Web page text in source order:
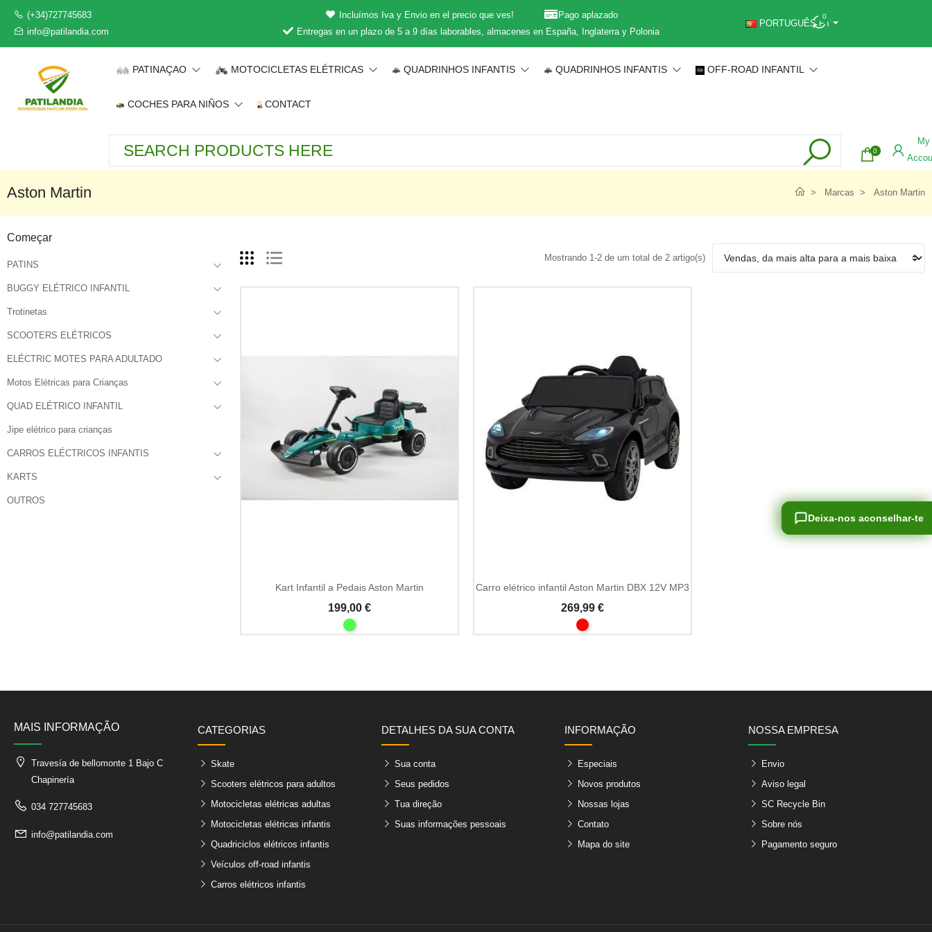
(+34)727745683
info@patilandia.com
Incluímos Iva y Envio en el precio que ves!
Pago aplazado
Entregas en un plazo de 5 a 9 días laborables, almacenes en España, Inglaterra y Polonia
PORTUGUÊS PT
0
PATINAÇAO MOTOCICLETAS ELÉTRICAS QUADRINHOS INFANTIS QUADRINHOS INFANTIS OFF-ROAD INFANTIL
COCHES PARA NIÑOS CONTACT
0
My
Aston Martin Marcas Aston Martin
Começar
PATINS
BUGGY ELÉTRICO INFANTIL
Trotinetas
SCOOTERS ELÉTRICOS
ELÉCTRIC MOTES PARA ADULTADO
Motos Elétricas para Crianças
QUAD ELÉTRICO INFANTIL
Jipe elétrico para crianças
CARROS ELÉCTRICOS INFANTIS
KARTS
OUTROS
Mostrando 1-2 de um total de 2 artigo(s)
Kart Infantil a Pedais Aston Martin
199,00 €
Carro elétrico infantil Aston Martin DBX 12V MP3
269,99 €
MAIS INFORMAÇÃO
Travesía de bellomonte 1 Bajo C
Chapinería
034 727745683
info@patilandia.com
CATEGORIAS
Skate
Scooters elétricos para adultos
Motocicletas elétricas adultas
Motocicletas elétricas infantis
Quadriciclos elétricos infantis
Veículos off-road infantis
Carros elétricos infantis
DETALHES DA SUA CONTA
Sua conta
Seus pedidos
Tua direção
Suas informações pessoais
INFORMAÇÃO
Especiais
Novos produtos
Nossas lojas
Contato
Mapa do site
NOSSA EMPRESA
Envio
Aviso legal
SC Recycle Bin
Sobre nós
Pagamento seguro
Deixa-nos aconselhar-te
Deixa-nos aconselhar-te